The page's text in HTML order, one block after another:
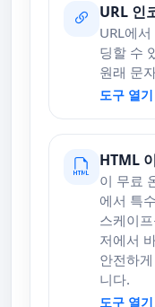
URL 인
URL에
딩할 수
원래 문
도구 열기
HTML
이 무료
에서 특
스케이
저에서
안전하
니다.
도구 열기